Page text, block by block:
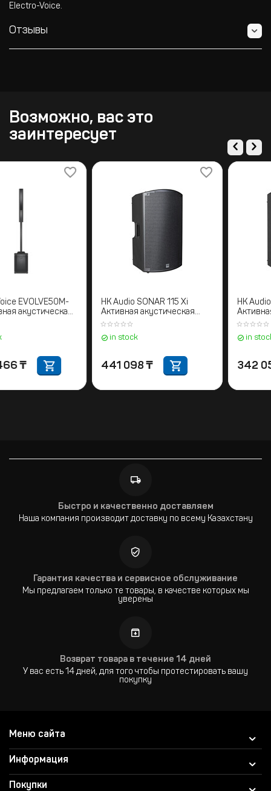
Electro-Voice.
Отзывы
Возможно, вас это
заинтересует
Electro-Voice EVOLVE50M-
KB. Активная акустическая
1 396 466₸
HK Audio SONAR 115 Xi
Активная акустическая
441 098
Быстро и качественно доставляем
Наша компания производит доставку по всему Казахстану
Гарантия качества и сервисное обслуживание
Мы предлагаем только те товары, в качестве которых мы
уверены
Возврат товара в течение 14 дней
У вас есть 14 дней, для того чтобы протестировать вашу
покупку
Меню сайта
Информация
Покупки